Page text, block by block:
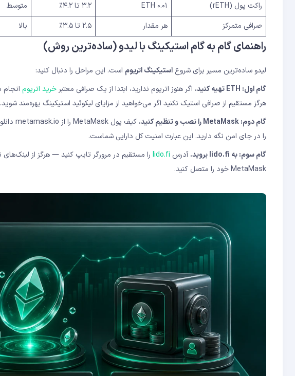
راکت پول (rETH)
۰.۰۱ ETH ۳.۲ تا ۴.۲٪ متوسط
صرافی متمرکز
هر مقدار ۲.۵ تا ۳.۵٪ بالا
راهنمای گام به گام استیکینگ با لیدو (ساده‌ترین روش)
لیدو ساده‌ترین مسیر برای شروع استیکینگ اتریوم است. این مراحل را دنبال کنید:
گام اول: ETH تهیه کنید.
اگر هنوز اتریوم ندارید، ابتدا از یک صرافی معتبر خرید اتریوم
هرگز مستقیم از صرافی استیک نکنید اگر می‌خواهید از مزایای لیکوئید استیکینگ بهره‌مند شوید.
گام دوم: MetaMask را نصب و تنظیم کنید.
را در جای امن نگه دارید. این عبارت امنیت کل دارایی شماست.
گام سوم: به lido.fi بروید.
آدرس lido.fi
MetaMask خود را متصل کنید.